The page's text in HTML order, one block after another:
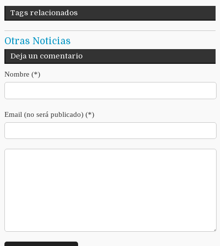
Tags relacionados
Otras Noticias
Deja un comentario
Nombre (*)
Email (no será publicado) (*)